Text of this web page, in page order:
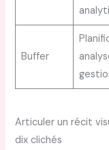
Buffer
Articuler un récit
dix clichés